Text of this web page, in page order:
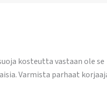
kosteutta vastaan ole se
Varmista parhaat